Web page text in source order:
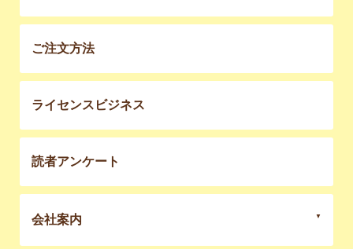
ご注文方法
ライセンスビジネス
読者アンケート
会社案内